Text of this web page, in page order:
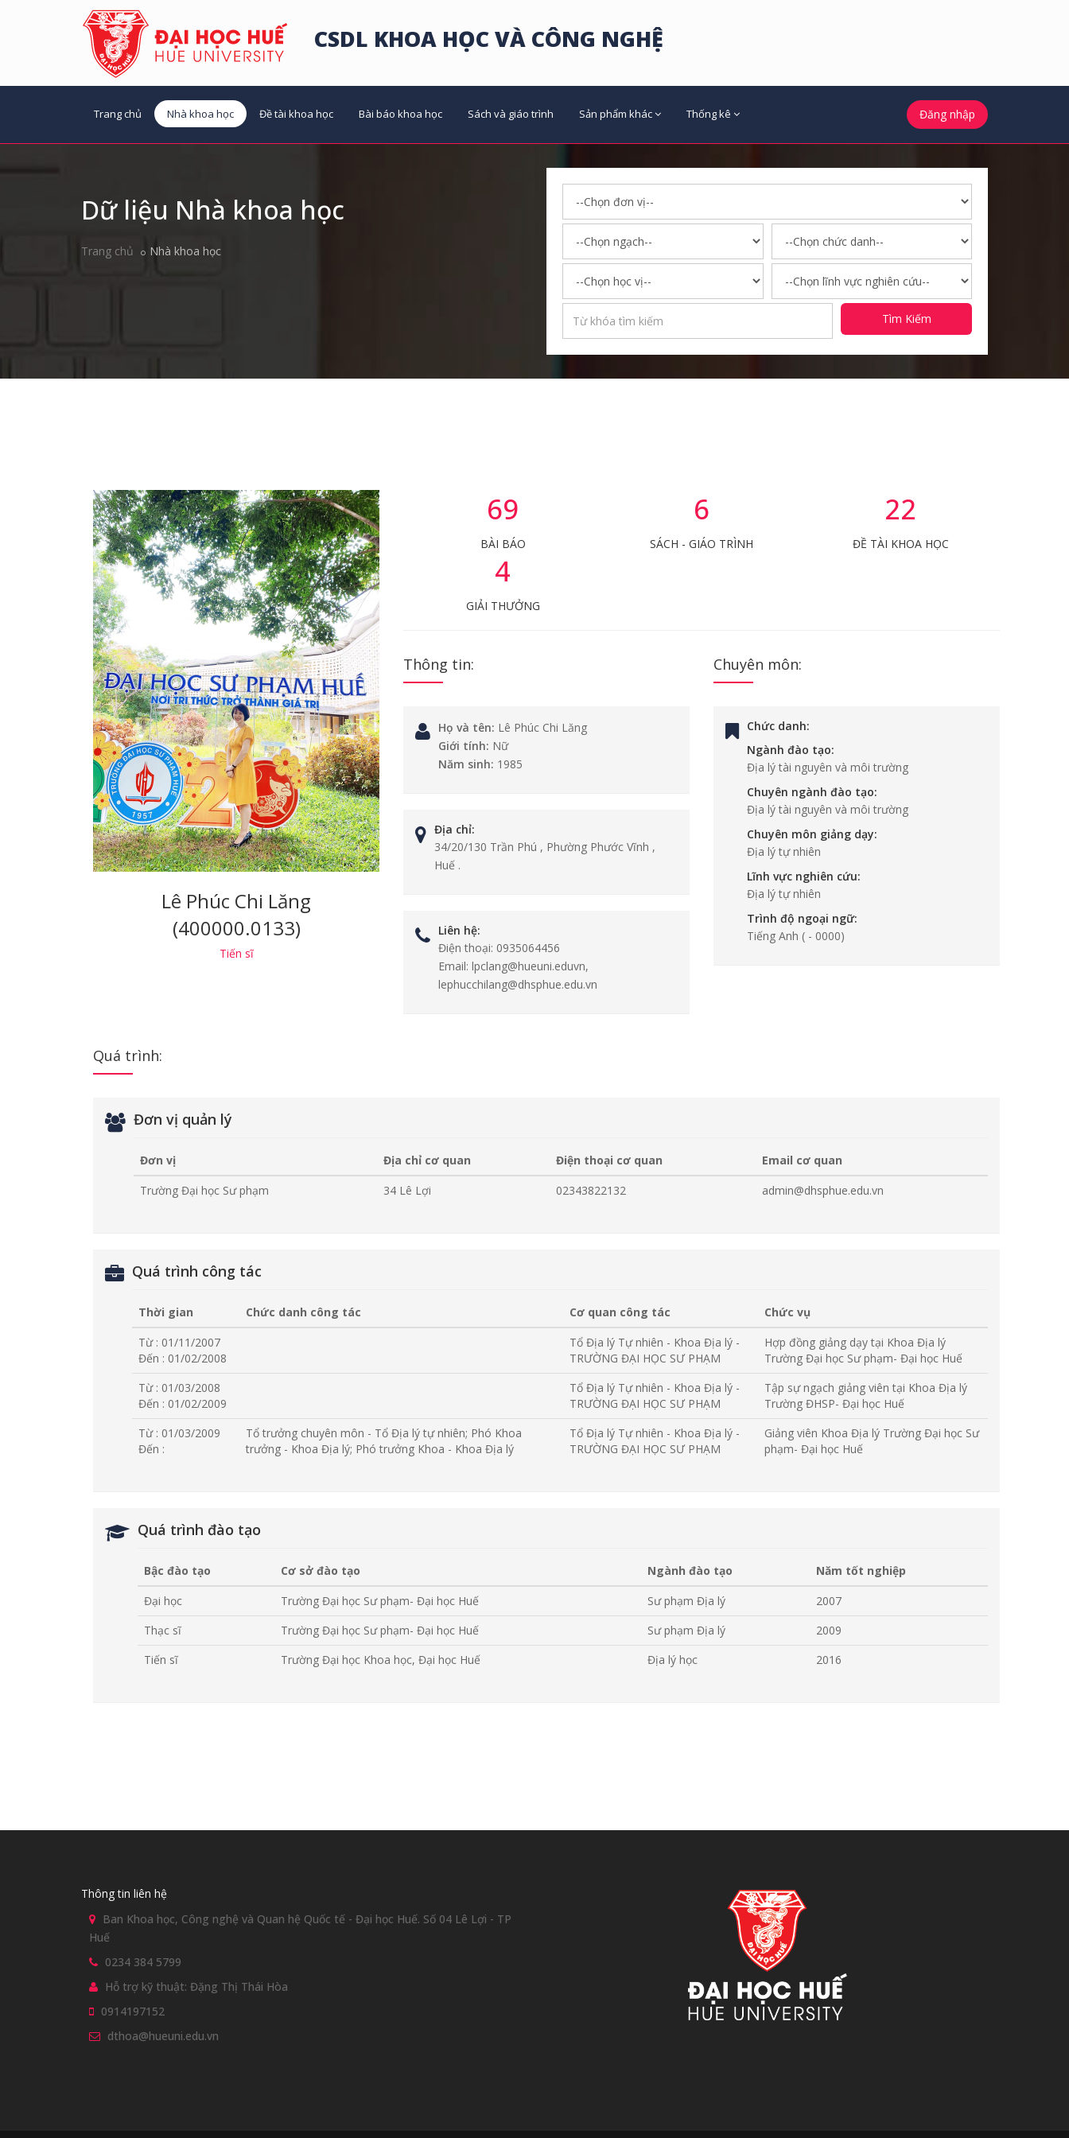
CSDL KHOA HỌC VÀ CÔNG NGHỆ
Trang chủ Nhà khoa học Đề tài khoa học Bài báo khoa học Sách và giáo trình Sản phẩm khác Thống kê Đăng nhập
Dữ liệu Nhà khoa học
Trang chủ Nhà khoa học
Tìm Kiếm
Lê Phúc Chi Lăng
(400000.0133)
Tiến sĩ
69
BÀI BÁO
6
SÁCH - GIÁO TRÌNH
22
ĐỀ TÀI KHOA HỌC
4
GIẢI THƯỞNG
Thông tin:
Họ và tên: Lê Phúc Chi Lăng
Giới tính: Nữ
Năm sinh: 1985
Địa chỉ:
34/20/130 Trần Phú , Phường Phước Vĩnh ,
Huế .
Liên hệ:
Điện thoại: 0935064456
Email: lpclang@hueuni.eduvn,
lephucchilang@dhsphue.edu.vn
Chuyên môn:
Chức danh:
Ngành đào tạo:
Địa lý tài nguyên và môi trường
Chuyên ngành đào tạo:
Địa lý tài nguyên và môi trường
Chuyên môn giảng dạy:
Địa lý tự nhiên
Lĩnh vực nghiên cứu:
Địa lý tự nhiên
Trình độ ngoại ngữ:
Tiếng Anh ( - 0000)
Quá trình:
Đơn vị quản lý
Đơn vị Địa chỉ cơ quan Điện thoại cơ quan
Email cơ quan
Trường Đại học Sư phạm
34 Lê Lợi 02343822132 admin@dhsphue.edu.vn
Quá trình công tác
Thời gian Chức danh công tác Cơ quan công tác
Chức vụ
Từ : 01/11/2007
Đến : 01/02/2008
Tổ Địa lý Tự nhiên - Khoa Địa lý -
TRƯỜNG ĐẠI HỌC SƯ PHẠM
Hợp đồng giảng dạy tại Khoa Địa lý
Trường Đại học Sư phạm- Đại học Huế
Từ : 01/03/2008
Đến : 01/02/2009
Tổ Địa lý Tự nhiên - Khoa Địa lý -
TRƯỜNG ĐẠI HỌC SƯ PHẠM
Tập sự ngạch giảng viên tại Khoa Địa lý
Trường ĐHSP- Đại học Huế
Từ : 01/03/2009
Đến :
Tổ trưởng chuyên môn - Tổ Địa lý tự nhiên; Phó Khoa
trưởng - Khoa Địa lý; Phó trưởng Khoa - Khoa Địa lý
Tổ Địa lý Tự nhiên - Khoa Địa lý -
TRƯỜNG ĐẠI HỌC SƯ PHẠM
Giảng viên Khoa Địa lý Trường Đại học Sư
phạm- Đại học Huế
Quá trình đào tạo
Bậc đào tạo Cơ sở đào tạo Ngành đào tạo
Năm tốt nghiệp
Đại học
Trường Đại học Sư phạm- Đại học Huế Sư phạm Địa lý
2007
Thạc sĩ
Trường Đại học Sư phạm- Đại học Huế Sư phạm Địa lý
2009
Tiến sĩ
Trường Đại học Khoa học, Đại học Huế Địa lý học 2016
Thông tin liên hệ
Ban Khoa học, Công nghệ và Quan hệ Quốc tế - Đại học Huế. Số 04 Lê Lợi - TP
Huế
0234 384 5799
Hỗ trợ kỹ thuật: Đặng Thị Thái Hòa
0914197152
dthoa@hueuni.edu.vn